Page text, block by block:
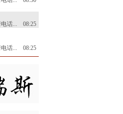
08:25
话...
08:25
话...
话...
08:13
话...